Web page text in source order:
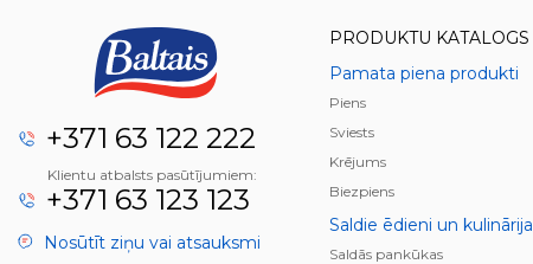
+371 63 122 222
Klientu atbalsts pasūtījumiem:
+371 63 123 123
Nosūtīt ziņu vai atsauksmi
PRODUKTU KATALOGS
Pamata piena produkti
Piens
Sviests
Krējums
Biezpiens
Saldie ēdieni un kulinārija
Saldās pankūkas